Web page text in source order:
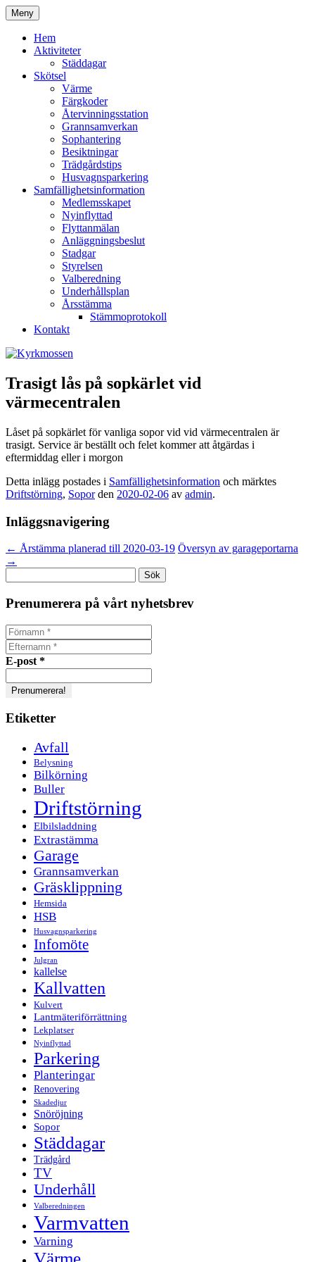
Hoppa
till
innehåll
Kyrkmossen
Meny
Hem
Aktiviteter
Städdagar
Skötsel
Värme
Färgkoder
Återvinningsstation
Grannsamverkan
Sophantering
Besiktningar
Trädgårdstips
Husvagnsparkering
Samfällighetsinformation
Medlemsskapet
Nyinflyttad
Flyttanmälan
Anläggningsbeslut
Stadgar
Styrelsen
Valberedning
Underhållsplan
Årsstämma
Stämmoprotokoll
Kontakt
Trasigt lås på sopkärlet vid
värmecentralen
Låset på sopkärlet för vanliga sopor vid vid värmecentralen är
trasigt. Service är beställt och felet kommer att åtgärdas i
eftermiddag eller i morgon
Detta inlägg postades i Samfällighetsinformation och märktes
Driftstörning, Soporden 2020-02-06 av admin.
Inläggsnavigering
← Årstämma planerad till 2020-03-19 Översyn av garageportarna
→
efter:
Prenumerera på vårt nyhetsbrev
E-post *
Etiketter
Avfall
Belysning
Bilkörning
Buller
Driftstörning
Elbilsladdning
Extrastämma
Garage
Grannsamverkan
Gräsklippning
Hemsida
HSB
Husvagnsparkering
Infomöte
Julgran
kallelse
Kallvatten
Kulvert
Lantmäteriförrättning
Lekplatser
Nyinflyttad
Parkering
Planteringar
Renovering
Skadedjur
Snöröjning
Sopor
Städdagar
Trädgård
TV
Underhåll
Valberedningen
Varmvatten
Varning